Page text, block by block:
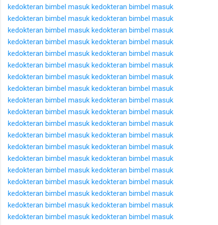
kedokteran bimbel masuk kedokteran bimbel masuk
kedokteran bimbel masuk kedokteran bimbel masuk
kedokteran bimbel masuk kedokteran bimbel masuk
kedokteran bimbel masuk kedokteran bimbel masuk
kedokteran bimbel masuk kedokteran bimbel masuk
kedokteran bimbel masuk kedokteran bimbel masuk
kedokteran bimbel masuk kedokteran bimbel masuk
kedokteran bimbel masuk kedokteran bimbel masuk
kedokteran bimbel masuk kedokteran bimbel masuk
kedokteran bimbel masuk kedokteran bimbel masuk
kedokteran bimbel masuk kedokteran bimbel masuk
kedokteran bimbel masuk kedokteran bimbel masuk
kedokteran bimbel masuk kedokteran bimbel masuk
kedokteran bimbel masuk kedokteran bimbel masuk
kedokteran bimbel masuk kedokteran bimbel masuk
kedokteran bimbel masuk kedokteran bimbel masuk
kedokteran bimbel masuk kedokteran bimbel masuk
kedokteran bimbel masuk kedokteran bimbel masuk
kedokteran bimbel masuk kedokteran bimbel masuk